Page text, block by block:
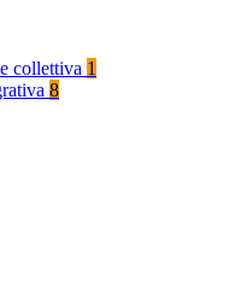
collettiva 1
8